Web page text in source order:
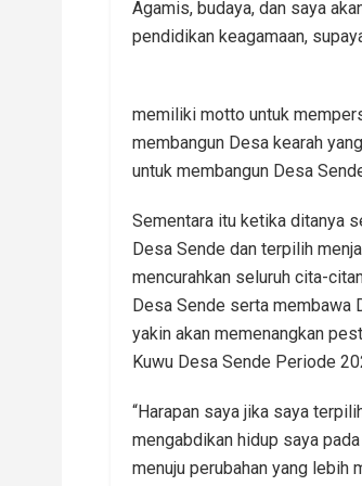
Agamis, budaya, dan saya
pendidikan keagamaan,
memiliki motto untuk
membangun Desa kearah
untuk membangun Desa
Sementara itu ketika ditanya
Desa Sende dan terpilih
mencurahkan seluruh cita-
Desa Sende serta membawa
yakin akan memenangkan
Kuwu Desa Sende Periode
“Harapan saya jika saya
mengabdikan hidup saya
menuju perubahan yang lebih